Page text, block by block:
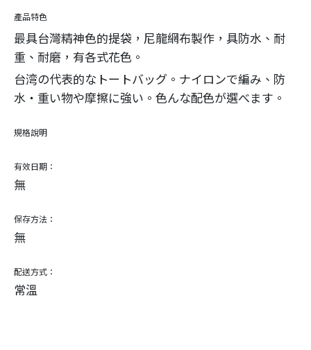
產品特色
最具台灣精神色的提袋，尼龍網布製作，具防水、耐
重、耐磨，有各式花色。
台湾の代表的なトートバッグ。ナイロンで編み、防
水・重い物や摩擦に強い。色んな配色が選べます。
規格說明
有效日期：
無
保存方法：
無
配送方式：
常溫